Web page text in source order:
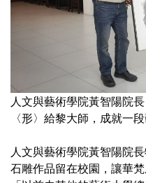
人文與藝術學院黃智陽院
〈形〉給黎大師，成就一段
人文與藝術學院黃智陽院
石雕作品留在校園，讓華